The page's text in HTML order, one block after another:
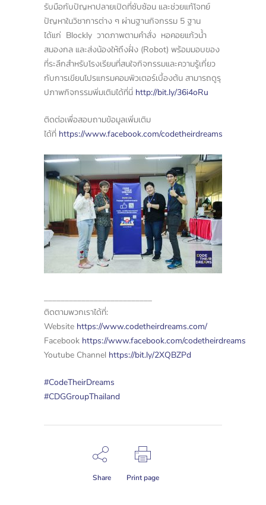
รับมือกับปัญหาปลายเปิดที่ซับซ้อน และช่วยแก้โจทย์
ปัญหาในวิชาการต่าง ๆ ผ่านฐานกิจกรรม 5 ฐาน
ได้แก่ Blockly วาดภาพตามคำสั่ง หอคอยแก้วน้ำ
สมองกล และส่งน้องให้ถึงฝั่ง (Robot) พร้อมมอบของ
ที่ระลึกสำหรับโรงเรียนที่สนใจกิจกรรมและความรู้เกี่ยว
กับการเขียนโปรแกรมคอมพิวเตอร์เบื้องต้น สามารถดูรุ
ปภาพกิจกรรมพิ่มเติมได้ที่นี่ http://bit.ly/36i4oRu
ติดต่อเพื่อสอบถามข้อมูลเพิ่มเติม
ได้ที่ https://www.facebook.com/codetheirdreams
__________________________
ติดตามพวกเราได้ที่:
Website https://www.codetheirdreams.com/
Facebook https://www.facebook.com/codetheirdreams
Youtube Channel https://bit.ly/2XQBZPd
#CodeTheirDreams
#CDGGroupThailand
Share Print page